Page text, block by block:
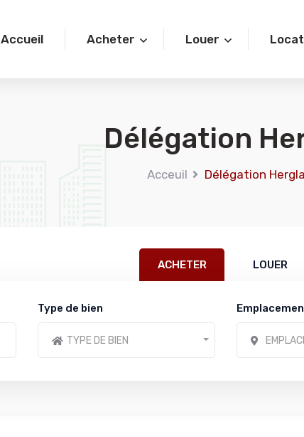
Accueil Acheter Louer
Délégation
Acceuil Délégation Hergla
ACHETER LOUER
Type de bien
TYPE DE BIEN